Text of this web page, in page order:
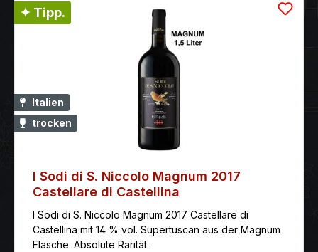
Geheimtipp! Durch opulente, tanninhaltige und volle
Weine wurde eine unwahrscheinliche Langlebigkeit
der Weine garantiert.Rebsorten: 60 Prozent Cabernet
Sauvignon für die Struktur, je 30 Prozent Merlot für
Fülle und 10% Cabernet Franc.Bodenbeschaffenheit:
Kies auf Lehmkalkstein.Erzeuger: Das Château Lafon-
Rochet liegt mit seinen 45 Hektar in Staint Estèphe in
unmittelbarer Nachbarschaft zu Lafite-Rotschild und
Cos d’Estournel. Seit 1975 ist das Weingut im Besitz
der Familie Tesseron. Alfred und Michel Tesseron
den Ruf des Anbaugebietes bestätigen.Der Wein wird
15 bis 20 Monate in Eichenfässern ausgebaut (davon
✦ Tipp.
Italien
trocken
I Sodi di S. Niccolo Magnum 2017
Castellare di Castellina
I Sodi di S. Niccolo Magnum 2017 Castellare di
Castellina mit 14 % vol. Supertuscan aus der Magnum
Flasche. Absolute Rarität.